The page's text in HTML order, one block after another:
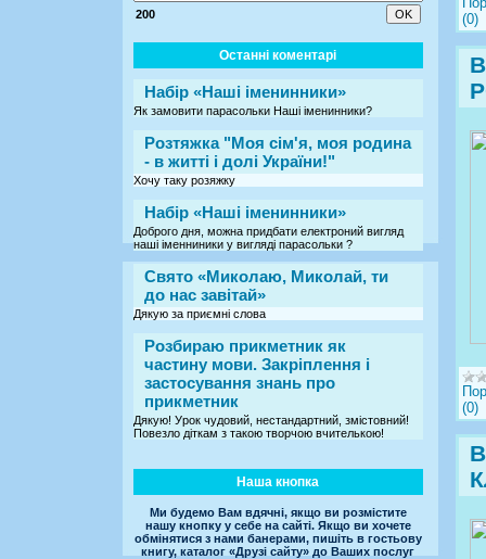
200
Останні коментарі
Набір «Наші іменинники»
Як замовити парасольки Наші іменинники?
Розтяжка "Моя сім'я, моя родина
- в житті і долі України!"
Хочу таку розяжку
Набір «Наші іменинники»
Доброго дня, можна придбати електроний вигляд
наші іменниники у вигляді парасольки ?
Свято «Миколаю, Миколай, ти
до нас завітай»
Дякую за приємні слова
Розбираю прикметник як
частину мови. Закріплення і
застосування знань про
прикметник
Дякую! Урок чудовий, нестандартний, змістовний!
Повезло діткам з такою творчою вчителькою!
Наша кнопка
Ми будемо Вам вдячні, якщо ви розмістите
нашу кнопку у себе на сайті. Якщо ви хочете
обмінятися з нами банерами, пишіть в гостьову
книгу, каталог «Друзі сайту» до Ваших послуг
(0)
(0)